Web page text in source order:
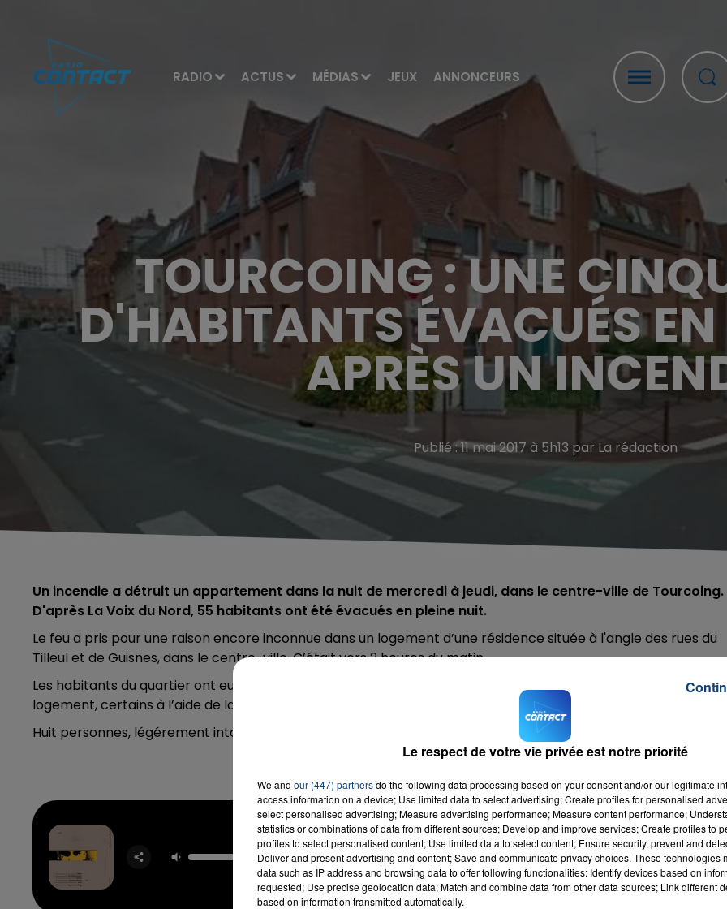
RADIO ACTUS MÉDIAS JEUX ANNONCEURS
TOURCOING : UNE
D'HABITANTS ÉVACUÉS EN
APRÈS UN
Publié : 11 mai 2017 à 5h13 par La rédaction
Un incendie a détruit un appartement dans la nuit de mercredi à jeudi, dans le centre-ville de Tourcoing.
D'après La Voix du Nord, 55 habitants ont été évacués en pleine nuit.
Le feu a pris pour une raison encore inconnue dans un logement d’une résidence située à l'angle des rues du
Tilleul et de Guisnes, dans le centre-ville. C’était vers 2 heures du matin.
Les habitants du quartier ont eu le droit à une belle frayeur : une cinquantaine d’entre eux ont du quitter leur
logement, certains à l’aide de la grande échelle des pompiers.
Huit personnes, légérement intoxiquées par les fumées, ont été hospitalisées.
Babydoll
DOMINIC FIKE
RADIO CONTACT
Le respect de votre vie privée est notre priorité
We and our (447) partnersdo the following data processing based on your consent and/or our legitimate
access information on a device; Use limited data to select advertising; Create profiles for personalised
select personalised advertising; Measure advertising performance; Measure content performance;
statistics or combinations of data from different sources; Develop and improve services; Create profiles to
profiles to select personalised content; Use limited data to select content; Ensure security, prevent and
Deliver and present advertising and content; Save and communicate privacy choices. These technologies
data such as IP address and browsing data to offer following functionalities: Identify devices based on
requested; Use precise geolocation data; Match and combine data from other data sources; Link different
based on information transmitted automatically.